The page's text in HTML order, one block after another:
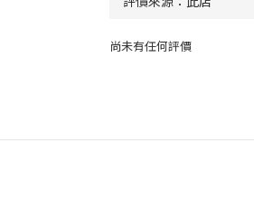
尚未有任何評價